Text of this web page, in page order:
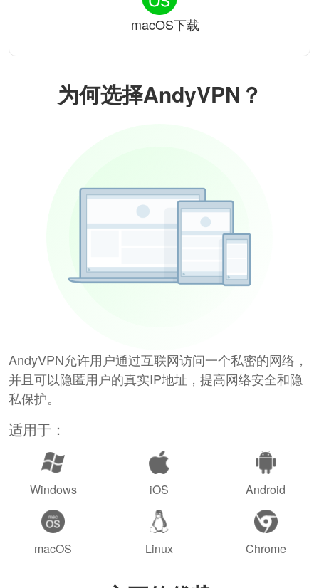
为何选择AndyVPN？
AndyVPN允许用户通过互联网访问一个私密的网络，
并且可以隐匿用户的真实IP地址，提高网络安全和隐
私保护。
适用于：
Windows iOS Android
macOS Linux Chrome
macOS下载